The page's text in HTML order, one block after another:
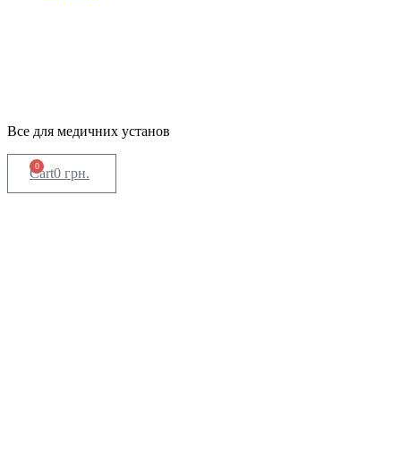
Все для медичних установ
0 грн.
0
Cart